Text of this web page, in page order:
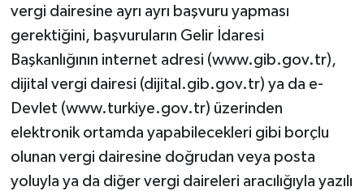
vergi dairesine ayrı ayrı başvuru yapması
gerektiğini, başvuruların Gelir İdaresi
Başkanlığının internet adresi (www.gib.gov.tr),
dijital vergi dairesi (dijital.gib.gov.tr) ya da e-
Devlet (www.turkiye.gov.tr) üzerinden
elektronik ortamda yapabilecekleri gibi borçlu
olunan vergi dairesine doğrudan veya posta
yoluyla ya da diğer vergi daireleri aracılığıyla yazılı
SİYASET
SPOR HABERLERİ
TEKNOLOJİ
Turizm